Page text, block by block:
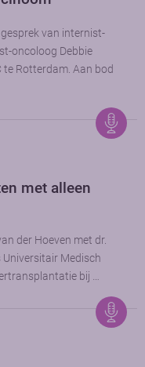
van internist-
oncoloog Debbie
Rotterdam. Aan bod
met alleen
der Hoeven met dr.
Medisch
bij …